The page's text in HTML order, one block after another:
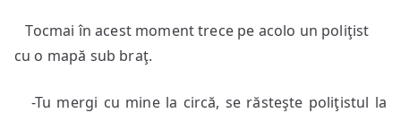
Tocmai în acest moment trece pe acolo un poliţist
cu o mapă sub braţ.
-Tu mergi cu mine la circă, se răsteşte poliţistul la